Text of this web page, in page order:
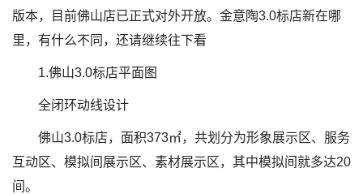
版本，目前佛山店已正式对外开放。金意陶3.0标店新在哪
里，有什么不同，还请继续往下看
1.佛山3.0标店平面图
全闭环动线设计
佛山3.0标店，面积373㎡，共划分为形象展示区、服务
互动区、模拟间展示区、素材展示区，其中模拟间就多达20
间。